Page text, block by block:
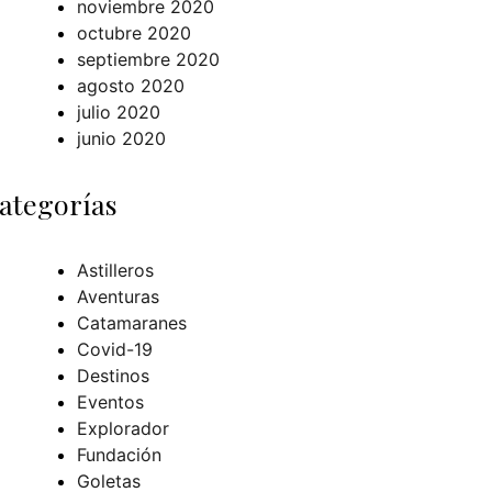
noviembre 2020
octubre 2020
septiembre 2020
agosto 2020
julio 2020
junio 2020
Astilleros
Aventuras
Catamaranes
Covid-19
Destinos
Eventos
Explorador
Fundación
Goletas